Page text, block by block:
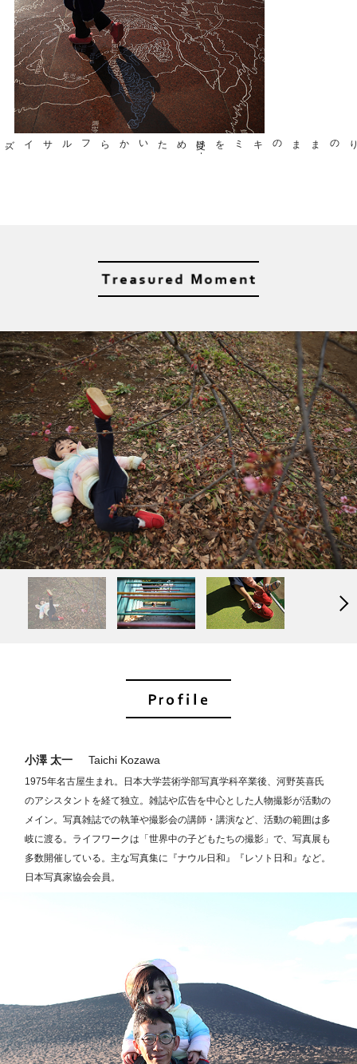
ありのままのキミを
受け
止
めたいから
フルサイズ
。
小澤 太一 Taichi Kozawa
1975年名古屋生まれ。日本大学芸術学部写真学科卒業後、河野英喜氏
のアシスタントを経て独立。雑誌や広告を中心とした人物撮影が活動の
メイン。写真雑誌での執筆や撮影会の講師・講演など、活動の範囲は多
岐に渡る。ライフワークは「世界中の子どもたちの撮影」で、写真展も
多数開催している。主な写真集に『ナウル日和』『レソト日和』など。
日本写真家協会会員。